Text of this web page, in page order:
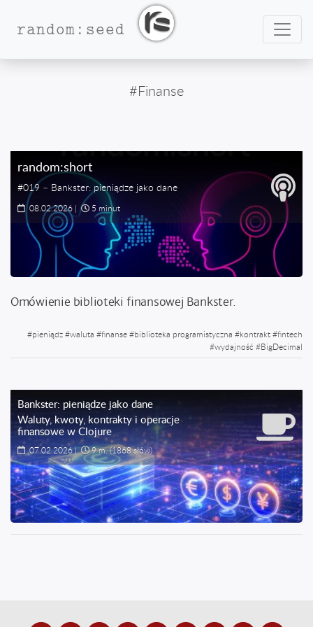
random:seed
#Finanse
random:short
#019 – Bankster: pieniądze jako dane
08.02.2026 | 5 minut
Omówienie biblioteki finansowej Bankster.
#pieniądz#waluta #finanse#biblioteka programistyczna #kontrakt#fintech
#wydajność #BigDecimal
Bankster: pieniądze jako dane
Waluty, kwoty, kontrakty i operacje
finansowe w Clojure
07.02.2026| 9 m.(1868 słów)